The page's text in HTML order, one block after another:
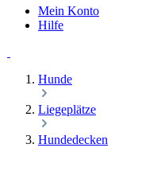
Mein Konto
Hilfe
Hunde
Liegeplätze
Hundedecken